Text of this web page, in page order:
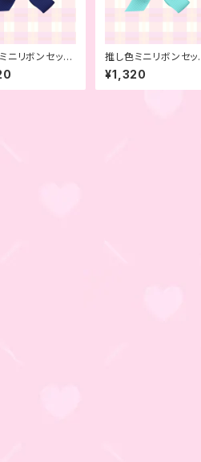
ニリボンセッ
ナイトブル
ット
推し色ミニリボンセッ
ト ライトブルー 6本
セット
¥1,320